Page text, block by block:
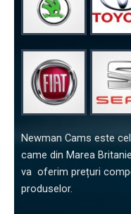
Newman Cams este
came din Marea
va oferim prețuri
produselor.